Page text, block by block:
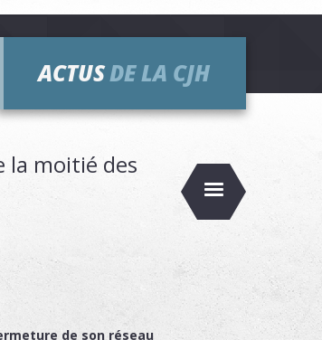
ACTUSDE LA CJH
la moitié des
de son réseau